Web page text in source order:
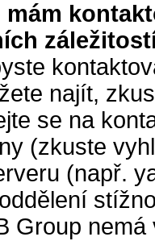
mám
najít,
se na
(zkuste
(např.
Group